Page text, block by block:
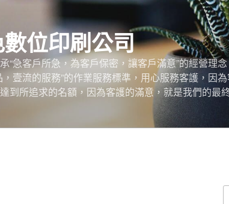
位印刷公司
“急客戶所急，為客戶保密，讓客戶滿意”的經營理
壹流的服務”的作業服務標準，用心服務客護，因
到所追求的名額，因為客護的滿意，就是我們的最